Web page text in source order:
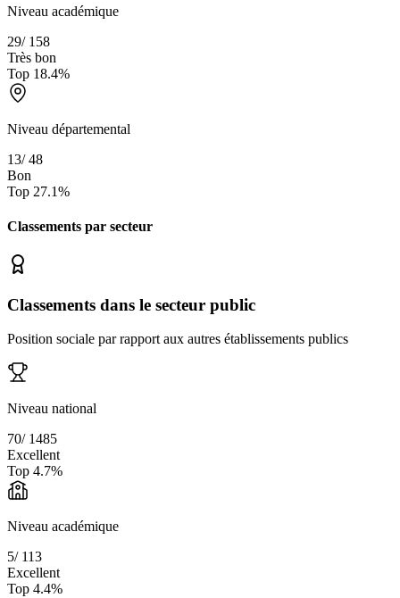
Niveau académique
29/ 158
Très bon
Top 18.4%
Niveau départemental
13/48
Bon
Top 27.1%
Classements par secteur
Classements dans le secteur public
Position sociale par rapport aux autres établissements publics
Niveau national
70/ 1485
Excellent
Top 4.7%
Niveau académique
5/ 113
Excellent
Top 4.4%